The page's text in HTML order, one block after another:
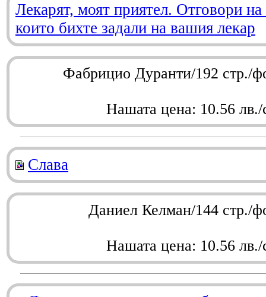
Лекарят, моят приятел. Отговори
които бихте задали на вашия лекар
Фабрицио Дуранти/192 стр./
Нашата цена: 10.56 лв./
Слава
Даниел Келман/144 стр./
Нашата цена: 10.56 лв./